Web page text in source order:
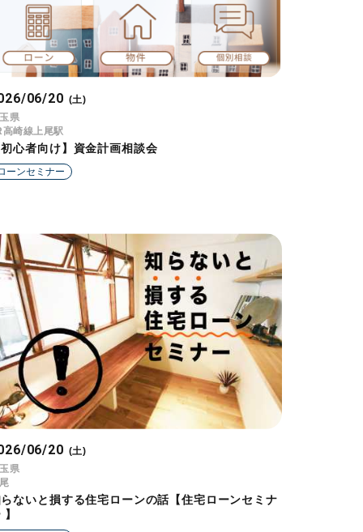
06/20 (土)
県
高崎線上尾駅
初心者向け】資金計画相談会
ーンセミナー
06/20 (土)
県
ないと損する住宅ローンの話【住宅ローンセミナ